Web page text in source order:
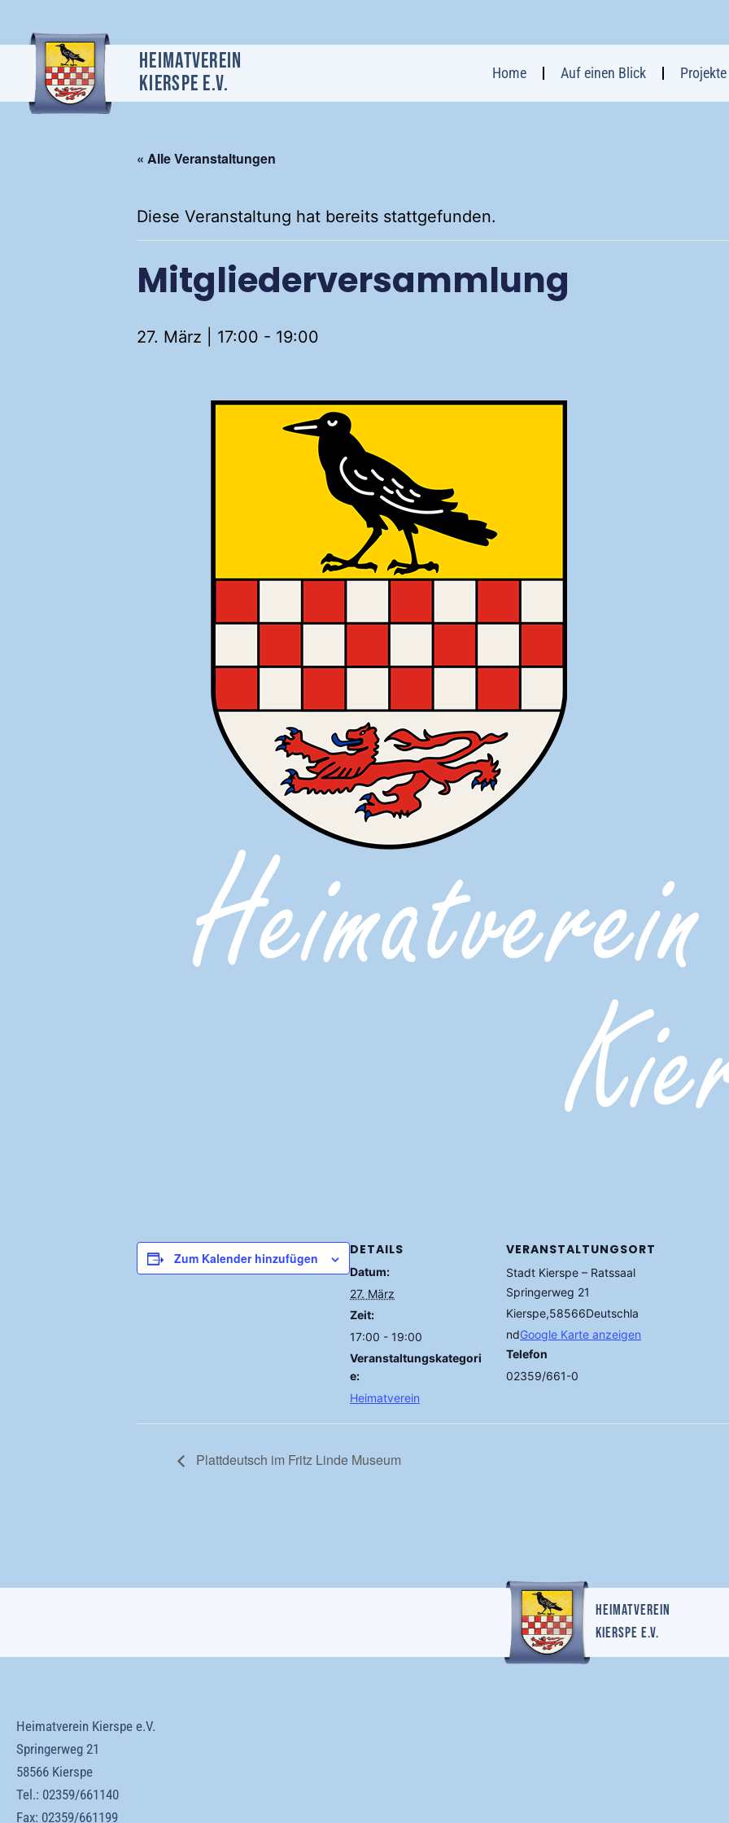
Heimatverein
Kierspe e.v.
Home Auf einen Blick Projekte
« Alle Veranstaltungen
Diese Veranstaltung hat bereits stattgefunden.
Mitgliederversammlung
27. März | 17:00 - 19:00
Zum Kalender hinzufügen
DETAILS
Datum:
27. März
Zeit:
17:00 - 19:00
Veranstaltungskategori
e:
Heimatverein
VERANSTALTUNGSORT
Stadt Kierspe – Ratssaal
Springerweg 21
Kierspe,58566Deutschla
ndGoogle Karte anzeigen
Telefon
02359/661-0
Plattdeutsch im Fritz Linde Museum
Heimatverein
Kierspe e.v.
Heimatverein Kierspe e.V.
Springerweg 21
58566 Kierspe
Tel.: 02359/661140
Fax: 02359/661199